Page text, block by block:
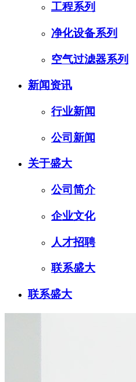
工程系列
净化设备系列
空气过滤器系列
新闻资讯
行业新闻
公司新闻
关于盛大
公司简介
企业文化
人才招聘
联系盛大
联系盛大